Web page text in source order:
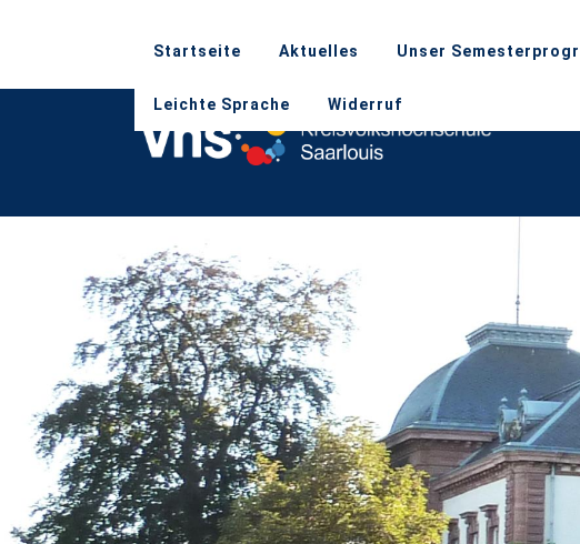
Startseite Aktuelles Unser
Leichte Sprache Widerruf